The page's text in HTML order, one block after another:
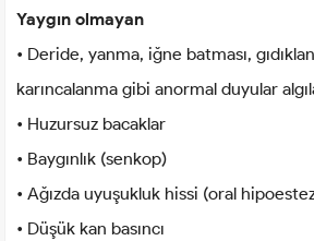
Yaygın olmayan
• Deride, yanma, iğne batması,
karıncalanma gibi anormal duyular
• Huzursuz bacaklar
• Baygınlık (senkop)
• Ağızda uyuşukluk hissi (oral
• Düşük kan basıncı